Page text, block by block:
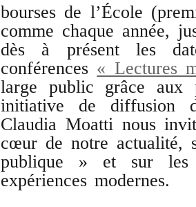
bourses de l’École
comme chaque année,
dès à présent les
conférences « Lectures
large public grâce aux
initiative de diffusion
Claudia Moatti nous
cœur de notre actualité,
publique » et sur les
expériences modernes.